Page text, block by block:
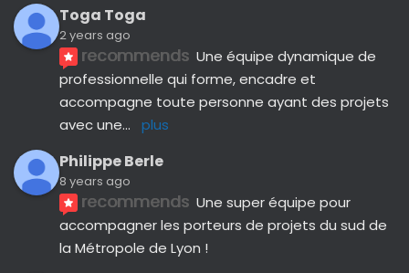
Toga Toga
2 years ago
recommends Une équipe dynamique de
professionnelle qui forme, encadre et
accompagne toute personne ayant des projets
avec une... plus
Philippe Berle
8 years ago
recommends Une super équipe pour
accompagner les porteurs de projets du sud de
la Métropole de Lyon !